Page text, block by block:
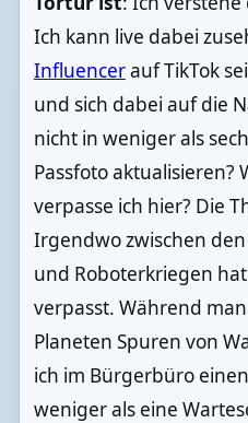
Ich kann live dabei
Influencerauf TikTok
und sich dabei auf die
nicht in weniger als
Passfoto aktualisieren?
verpasse ich hier? Die
Irgendwo zwischen
und Roboterkriegen
verpasst. Während
Planeten Spuren von
ich im Bürgerbüro
weniger als eine